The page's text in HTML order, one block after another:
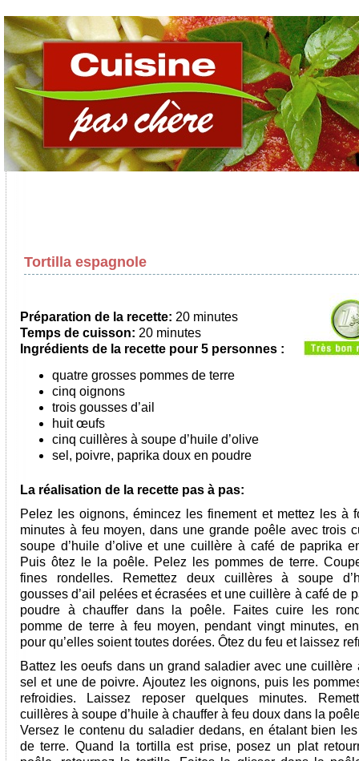
Tortilla espagnole
Préparation de la recette: 20 minutes
Temps de cuisson: 20 minutes
Ingrédients de la recette pour 5 personnes :
quatre grosses pommes de terre
cinq oignons
trois gousses d’ail
huit œufs
cinq cuillères à soupe d’huile d’olive
sel, poivre, paprika doux en poudre
La réalisation de la recette pas à pas:
Pelez les oignons, émincez les finement et mettez les à
minutes à feu moyen, dans une grande poêle avec trois
soupe d’huile d’olive et une cuillère à café de paprika
Puis ôtez le la poêle. Pelez les pommes de terre.
fines rondelles. Remettez deux cuillères à soupe
gousses d’ail pelées et écrasées et une cuillère à café de
poudre à chauffer dans la poêle. Faites cuire les
pomme de terre à feu moyen, pendant vingt minutes,
pour qu’elles soient toutes dorées. Ôtez du feu et laissez
Battez les oeufs dans un grand saladier avec une cuillère
sel et une de poivre. Ajoutez les oignons, puis les
refroidies. Laissez reposer quelques minutes.
cuillères à soupe d’huile à chauffer à feu doux dans la
Versez le contenu du saladier dedans, en étalant bien
de terre. Quand la tortilla est prise, posez un plat